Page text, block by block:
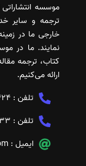
موسسه انتشاراتی
ترجمه و سایر
خارجی ما در
نمایند. ما در
کتاب، ترجمه
ارائه می‌کنیم.
تلفن :
تلفن :
ایمیل :